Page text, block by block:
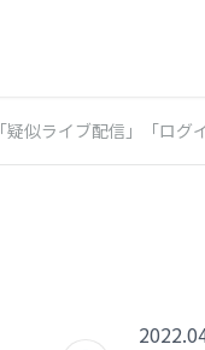
「疑似ライブ配信」「ログ